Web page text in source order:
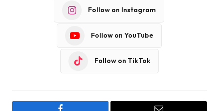
Follow on Instagram
Follow on YouTube
Follow on TikTok